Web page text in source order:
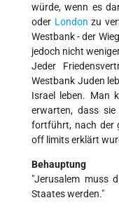
würde, wenn es
oder London zu
Westbank - der
jedoch nicht
Jeder
Westbank Juden
Israel leben. Man
erwarten, dass
fortführt, nach der
off limits erklärt
Behauptung
"Jerusalem muss
Staates werden."